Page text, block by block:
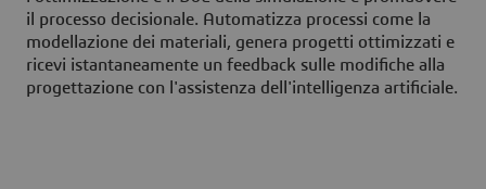
il processo decisionale. Automatizza processi come la
modellazione dei materiali, genera progetti ottimizzati e
ricevi istantaneamente un feedback sulle modifiche alla
progettazione con l'assistenza dell'intelligenza artificiale.